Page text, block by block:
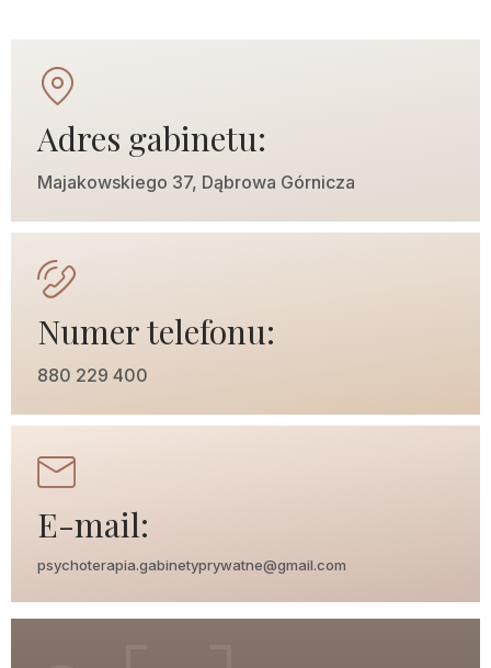
Adres gabinetu:
Majakowskiego 37, Dąbrowa Górnicza
Numer telefonu:
880 229 400
E-mail:
psychoterapia.gabinetyprywatne@gmail.com